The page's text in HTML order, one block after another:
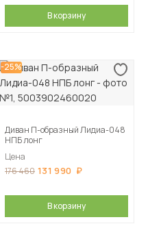
В корзину
-25%
Диван П-образный Лидиа-048
НПБ лонг
Цена
176 460 131 990
В корзину